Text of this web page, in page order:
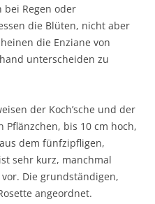
bei Regen oder
die Blüten, nicht aber
die Enziane von
unterscheiden zu
der Koch’sche und der
Pflänzchen, bis 10 cm hoch,
dem fünfzipfligen,
sehr kurz, manchmal
Die grundständigen,
angeordnet.